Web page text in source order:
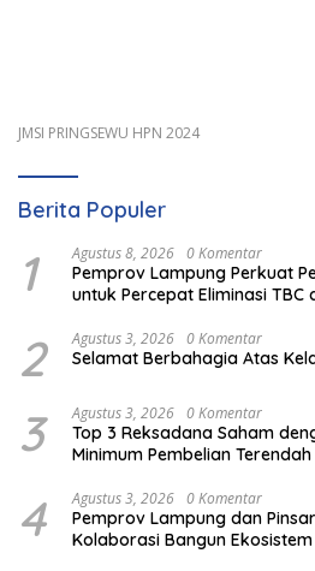
JMSI PRINGSEWU HPN 2024
Berita Populer
1 Agustus 8, 2026 0 Komentar
Pemprov Lampung Perkuat
untuk Percepat Eliminasi TBC
2 Agustus 3, 2026 0 Komentar
Selamat Berbahagia Atas
3 Agustus 3, 2026 0 Komentar
Top 3 Reksadana Saham
Minimum Pembelian Terendah
4 Agustus 3, 2026 0 Komentar
Pemprov Lampung dan
Kolaborasi Bangun